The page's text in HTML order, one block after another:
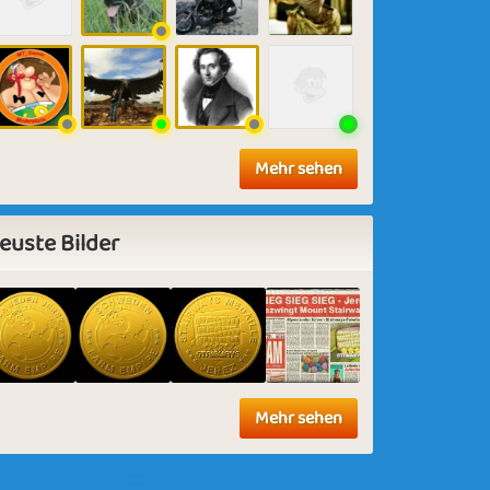
Mehr sehen
Bilder
Mehr sehen